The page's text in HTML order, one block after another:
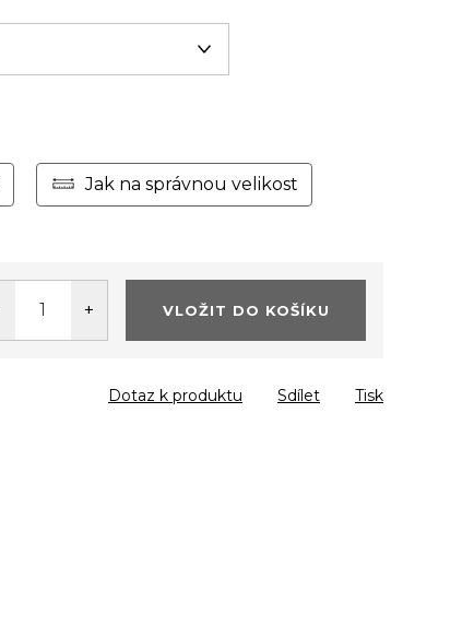
Jak na správnou velikost
VLOŽIT DO KOŠÍKU
Tisk
Dotaz k produktu Sdílet